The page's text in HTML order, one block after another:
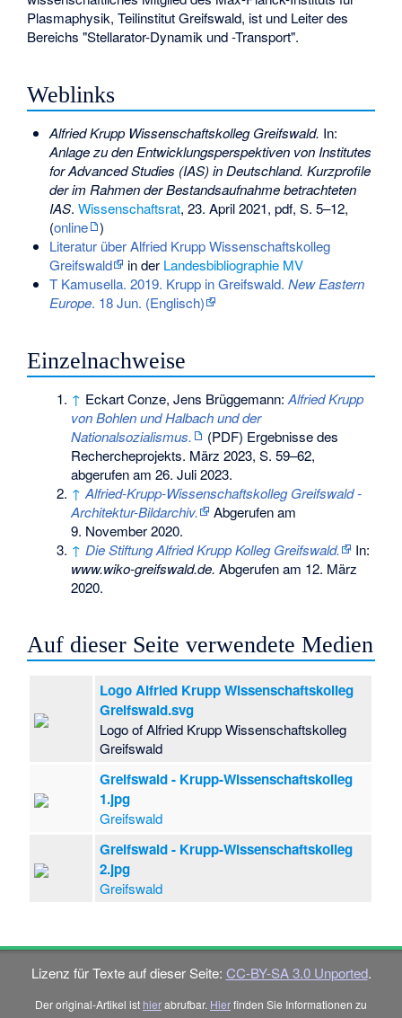
Plasmaphysik, Teilinstitut Greifswald, ist und Leiter des
Bereichs "Stellarator-Dynamik und -Transport".
Weblinks
Alfried Krupp Wissenschaftskolleg Greifswald. In:
Anlage zu den Entwicklungsperspektiven von Institutes
for Advanced Studies (IAS) in Deutschland. Kurzprofile
der im Rahmen der Bestandsaufnahme betrachteten
IAS. Wissenschaftsrat, 23. April 2021, pdf, S. 5–12,
(online
)
Literatur über Alfried Krupp Wissenschaftskolleg
Greifswald
in der Landesbibliographie MV
T Kamusella. 2019. Krupp in Greifswald. New Eastern
Europe. 18 Jun. (Englisch)
Einzelnachweise
↑ Eckart Conze, Jens Brüggemann:Alfried Krupp
von Bohlen und Halbach und der
Nationalsozialismus.
(PDF) Ergebnisse des
Rechercheprojekts. März 2023,S. 59–62,
abgerufen am 26. Juli 2023.
↑ Alfried-Krupp-Wissenschaftskolleg Greifswald -
Architektur-Bildarchiv.
Abgerufen am
9. November 2020.
↑ Die Stiftung Alfried Krupp Kolleg Greifswald.
In:
www.wiko-greifswald.de. Abgerufen am 12. März
2020.
Auf dieser Seite verwendete Medien
Logo Alfried Krupp Wissenschaftskolleg
Greifswald.svg
Logo of Alfried Krupp Wissenschaftskolleg
Greifswald
Greifswald - Krupp-Wissenschaftskolleg
1.jpg
Greifswald
Greifswald - Krupp-Wissenschaftskolleg
2.jpg
Greifswald
Lizenz für Texte auf dieser Seite: CC-BY-SA 3.0 Unported.
Der original-Artikel ist hierabrufbar. Hierfinden Sie Informationen zu